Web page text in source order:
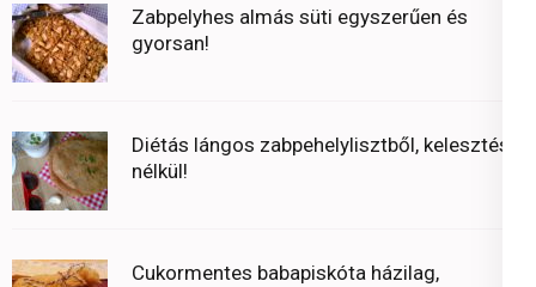
Zabpelyhes almás süti egyszerűen és
gyorsan!
Diétás lángos zabpehelylisztből, kelesztés
nélkül!
Cukormentes babapiskóta házilag,